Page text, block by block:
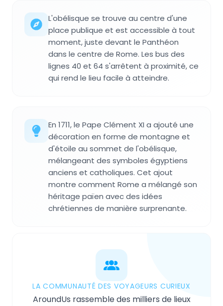
L'obélisque se trouve au centre d'une
place publique et est accessible à tout
moment, juste devant le Panthéon
dans le centre de Rome. Les bus des
lignes 40 et 64 s'arrêtent à proximité, ce
qui rend le lieu facile à atteindre.
En 1711, le Pape Clément XI a ajouté une
décoration en forme de montagne et
d'étoile au sommet de l'obélisque,
mélangeant des symboles égyptiens
anciens et catholiques. Cet ajout
montre comment Rome a mélangé son
héritage païen avec des idées
chrétiennes de manière surprenante.
LA COMMUNAUTÉ DES VOYAGEURS CURIEUX
AroundUs rassemble des milliers de lieux